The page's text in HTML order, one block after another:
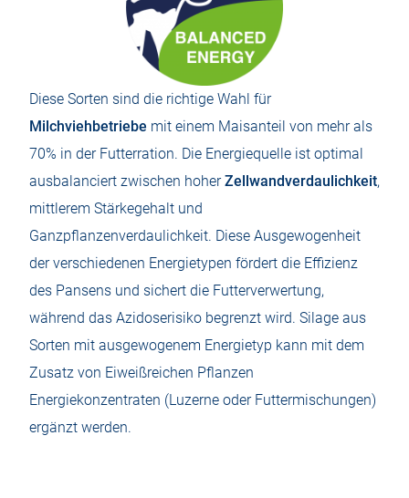
Diese Sorten sind die richtige Wahl für
Milchviehbetriebe mit einem Maisanteil von mehr als
70% in der Futterration. Die Energiequelle ist optimal
ausbalanciert zwischen hoherZellwandverdaulichkeit,
mittlerem Stärkegehalt und
Ganzpflanzenverdaulichkeit. Diese Ausgewogenheit
der verschiedenen Energietypen fördert die Effizienz
des Pansens und sichert die Futterverwertung,
während das Azidoserisiko begrenzt wird. Silage aus
Sorten mit ausgewogenem Energietyp kann mit dem
Zusatz von Eiweißreichen Pflanzen
Energiekonzentraten (Luzerne oder Futtermischungen)
ergänzt werden.